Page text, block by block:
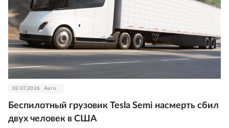
02.07.2026 Авто
Беспилотный грузовик Tesla Semi насмерть сбил
двух человек в США